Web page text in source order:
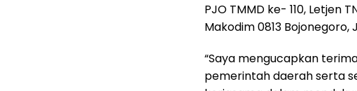
PJO TMMD ke- 110, Letjen
Makodim 0813 Bojonegoro,
“Saya mengucapkan
pemerintah daerah serta